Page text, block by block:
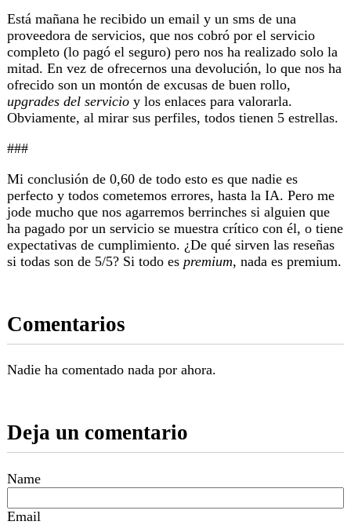
Está mañana he recibido un email y un sms de una
proveedora de servicios, que nos cobró por el servicio
completo (lo pagó el seguro) pero nos ha realizado solo la
mitad. En vez de ofrecernos una devolución, lo que nos ha
ofrecido son un montón de excusas de buen rollo,
upgrades del servicio y los enlaces para valorarla.
Obviamente, al mirar sus perfiles, todos tienen 5 estrellas.
###
Mi conclusión de 0,60 de todo esto es que nadie es
perfecto y todos cometemos errores, hasta la IA. Pero me
jode mucho que nos agarremos berrinches si alguien que
ha pagado por un servicio se muestra crítico con él, o tiene
expectativas de cumplimiento. ¿De qué sirven las reseñas
si todas son de 5/5? Si todo es premium, nada es premium.
Comentarios
Nadie ha comentado nada por ahora.
Deja un comentario
Name
Email